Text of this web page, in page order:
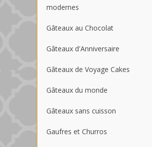
modernes
Gâteaux au Chocolat
Gâteaux d'Anniversaire
Gâteaux de Voyage Cakes
Gâteaux du monde
Gâteaux sans cuisson
Gaufres et Churros